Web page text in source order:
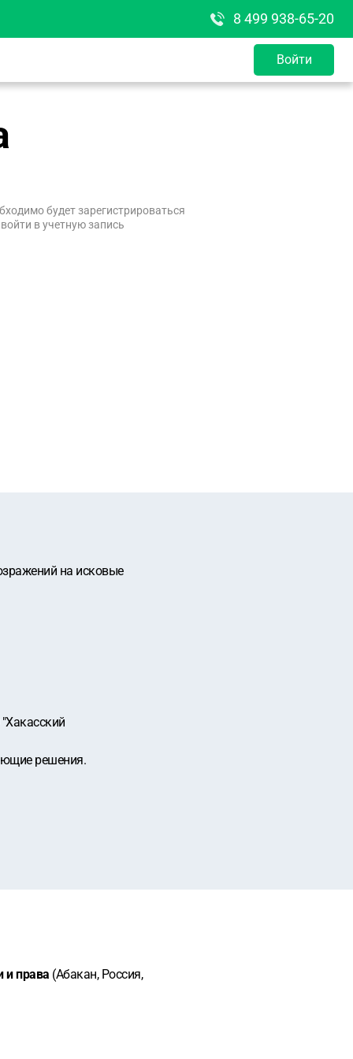
8 499 938-65-20
Войти
будет зарегистрироваться
в учетную запись
на искoвыe
решения.
и права (Абакан, Россия,